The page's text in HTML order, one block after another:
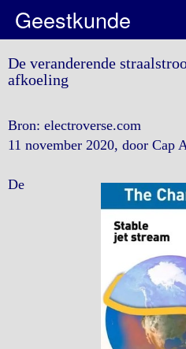
Geestkunde
De veranderende
afkoeling
Bron: electroverse.com
11 november 2020, door Cap
De